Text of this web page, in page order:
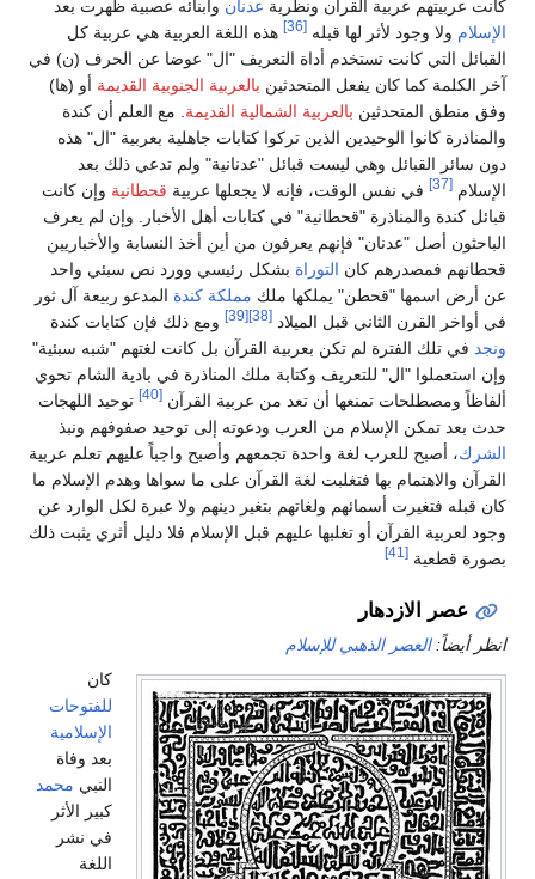
كانت عربيتهم عربية القرآن ونظرية عدنان وأبنائه عصبية ظهرت بعد
الإسلام ولا وجود لأثر لها قبله [36]
هذه اللغة العربية هي عربية كل
القبائل التي كانت تستخدم أداة التعريف "ال" عوضا عن الحرف (ن) في
آخر الكلمة كما كان يفعل المتحدثين بالعربية الجنوبية القديمة أو (ها)
وفق منطق المتحدثين بالعربية الشمالية القديمة. مع العلم أن كندة
والمناذرة كانوا الوحيدين الذين تركوا كتابات جاهلية بعربية "ال" هذه
دون سائر القبائل وهي ليست قبائل "عدنانية" ولم تدعي ذلك بعد
الإسلام [37] في نفس الوقت، فإنه لا يجعلها عربية قحطانية وإن كانت
قبائل كندة والمناذرة "قحطانية" في كتابات أهل الأخبار. وإن لم يعرف
الباحثون أصل "عدنان" فإنهم يعرفون من أين أخذ النسابة والأخباريين
قحطانهم فمصدرهم كان التوراة بشكل رئيسي وورد نص سبئي واحد
عن أرض اسمها "قحطن" يملكها ملك مملكة كندة المدعو ربيعة آل ثور
في أواخر القرن الثاني قبل الميلاد [38]
[39]
ومع ذلك فإن كتابات كندة
ونجد في تلك الفترة لم تكن بعربية القرآن بل كانت لغتهم "شبه سبئية"
وإن استعملوا "ال" للتعريف وكتابة ملك المناذرة في بادية الشام تحوي
ألفاظاً ومصطلحات تمنعها أن تعد من عربية القرآن [40]
توحيد اللهجات
حدث بعد تمكن الإسلام من العرب ودعوته إلى توحيد صفوفهم ونبذ
الشرك، أصبح للعرب لغة واحدة تجمعهم وأصبح واجباً عليهم تعلم عربية
القرآن والاهتمام بها فتغلبت لغة القرآن على ما سواها وهدم الإسلام ما
كان قبله فتغيرت أسمائهم ولغاتهم بتغير دينهم ولا عبرة لكل الوارد عن
وجود لعربية القرآن أو تغلبها عليهم قبل الإسلام فلا دليل أثري يثبت ذلك
بصورة قطعية [41]
عصر الازدهار
انظر أيضاً:العصر الذهبي للإسلام
كان
للفتوحات
الإسلامية
بعد وفاة
النبي محمد
كبير الأثر
في نشر
اللغة